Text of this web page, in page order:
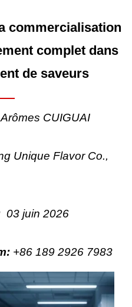
commercialisation
complet dans
de saveurs
CUIGUAI
Unique Flavor Co.,
03 juin 2026
: +86 189 2926 7983